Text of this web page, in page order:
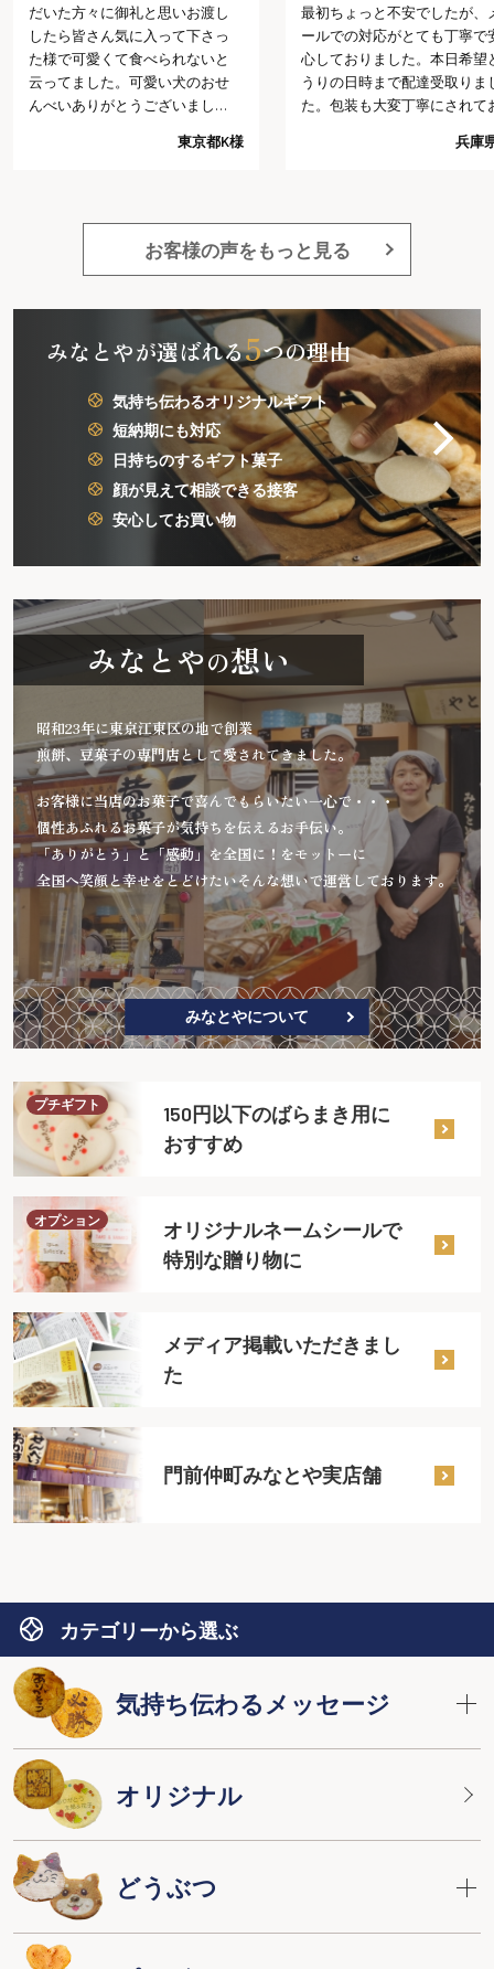
だいた方々に御礼と思いお渡し
したら皆さん気に入って下さっ
た様で可愛くて食べられないと
云ってました。可愛い犬のおせ
んべいありがとうございまし
東京都K様
最初ちょっと不安でしたが、
ールでの対応がとても丁寧で
心しておりました。本日希望
うりの日時まで配達受取りま
た。包装も大変丁寧にされて
では、これ以上は望めないだ
兵庫
お客様の声をもっと見る
みなとやが選ばれる5つの理由
気持ち伝わるオリジナルギフト
短納期にも対応
日持ちのするギフト菓子
顔が見えて相談できる接客
安心してお買い物
みなとやの想い
昭和23年に東京江東区の地で創業
煎餅、豆菓子の専門店として愛されてきました。
お客様に当店のお菓子で喜んでもらいたい一心で・・・
個性あふれるお菓子が気持ちを伝えるお手伝い。
「ありがとう」と「感動」を全国に！をモットーに
全国へ笑顔と幸せをとどけたいそんな想いで運営しております。
みなとやについて
プチギフト
150円以下のばらまき用に
おすすめ
オプション
オリジナルネームシールで
特別な贈り物に
メディア掲載いただきまし
た
門前仲町みなとや実店舗
カテゴリーから選ぶ
気持ち伝わるメッセージ
オリジナル
どうぶつ